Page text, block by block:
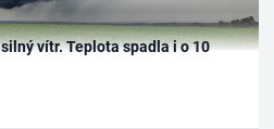
vítr. Teplota spadla i o 10